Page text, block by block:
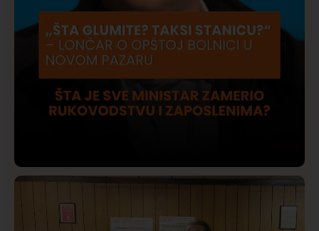
Lončar o Opštoj bolnici u Novom Pazaru: „Šta glumite?